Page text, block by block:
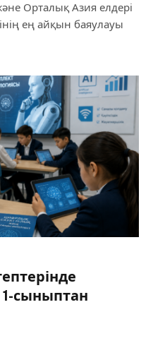
Орталық Азия елдері
ең айқын баяулауы
сыныптан